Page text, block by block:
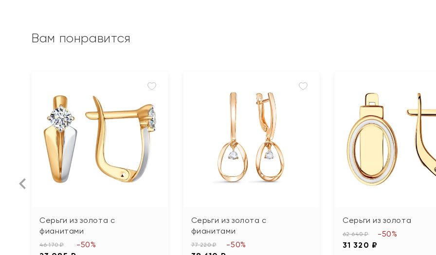
Вам понравится
Серьги из золота с
фианитами
46 170 ₽ -50%
Серьги из золота с
фианитами
77 220 ₽ -50%
Серьги из золота
62 640 ₽
31 320 ₽
-50%